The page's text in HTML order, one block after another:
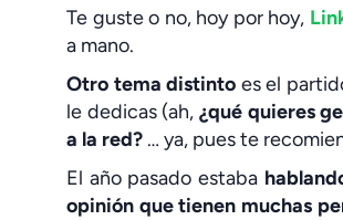
Te guste o no, hoy por hoy,
a mano.
Otro tema distinto es el
le dedicas (ah,¿qué quieres
a la red? … ya, pues te
El año pasado estaba
opinión que tienen muchas